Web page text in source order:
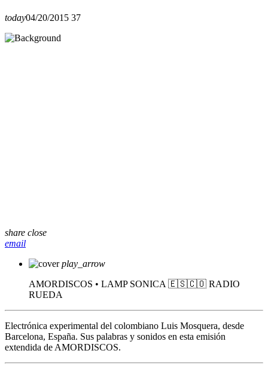
today04/20/2015 37
share close
email
play_arrow
AMORDISCOS • LAMP SONICA 🇪🇸🇨🇴 RADIO
RUEDA
Electrónica experimental del colombiano Luis Mosquera, desde
Barcelona, España. Sus palabras y sonidos en esta emisión
extendida de AMORDISCOS.